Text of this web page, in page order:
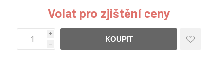
Volat pro zjištění ceny
i
h
KOUPIT